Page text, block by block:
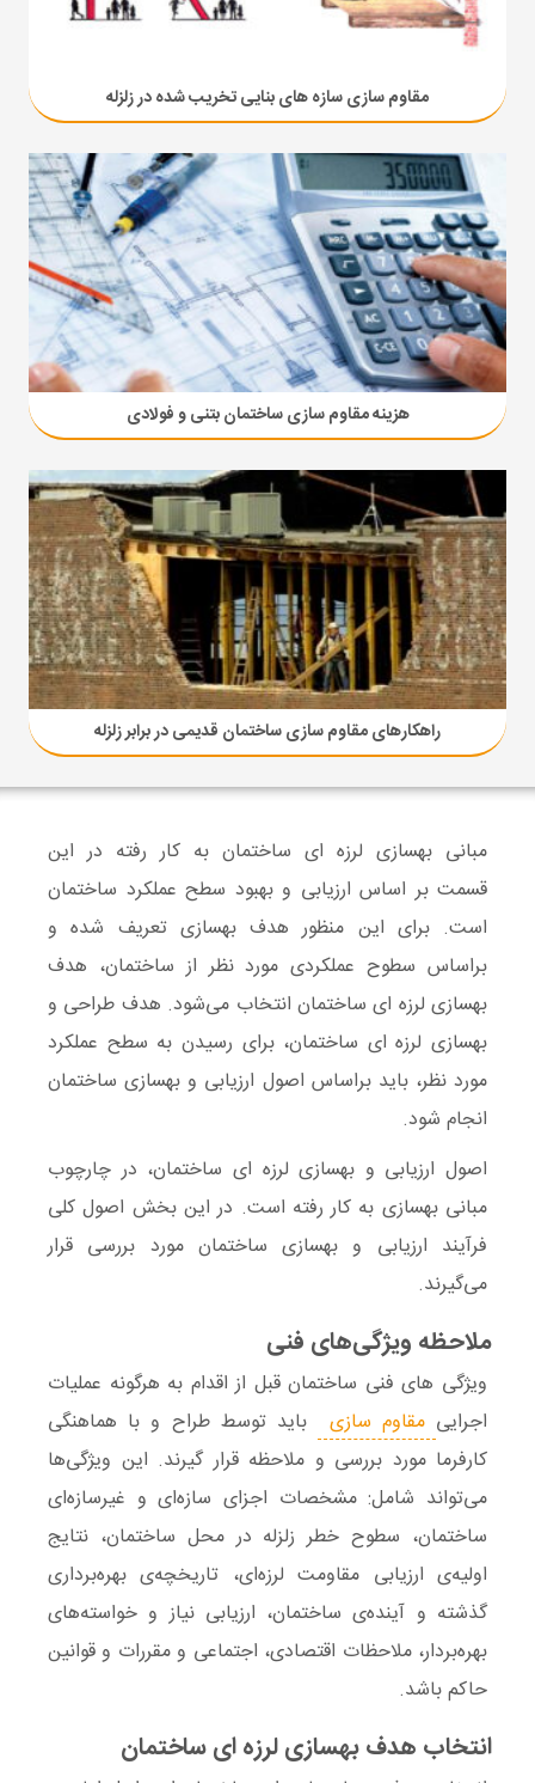
مقاوم سازی سازه های بنایی تخریب شده در زلزله
هزینه مقاوم سازی ساختمان بتنی و فولادی
راهکارهای مقاوم سازی ساختمان قدیمی در برابر زلزله
مبانی بهسازی لرزه ای ساختمان به کار رفته در این
قسمت بر اساس ارزیابی و بهبود سطح عملکرد ساختمان
است. برای این منظور هدف بهسازی تعریف شده و
براساس سطوح عملکردی مورد نظر از ساختمان، هدف
بهسازی لرزه ای ساختمان انتخاب می‌شود. هدف طراحی و
بهسازی لرزه ای ساختمان، برای رسیدن به سطح عملکرد
مورد نظر، باید براساس اصول ارزیابی و بهسازی ساختمان
انجام شود.
اصول ارزیابی و بهسازی لرزه ای ساختمان، در چارچوب
مبانی بهسازی به کار رفته‌ است‌. در این بخش اصول کلی
فرآیند ارزیابی و بهسازی ساختمان مورد بررسی قرار
می‌گیرند.
ملاحظه ویژگی‌های فنی
ویژگی‌ های فنی ساختمان قبل از اقدام به هرگونه عملیات
اجرایی مقاوم سازی
باید توسط طراح و با هماهنگی
کارفرما مورد بررسی و ملاحظه قرار گیرند. این ویژگی‌ها
می‌تواند شامل: مشخصات اجزای سازه‌ای و غیرسازه‌ای
ساختمان‌، سطوح خطر زلزله در محل ساختمان، نتایج
اولیه‌ی ارزیابی مقاومت لرزه‌ای، تاریخچه‌ی بهره‌برداری
گذشته و آینده‌ی ساختمان، ارزیابی نیاز و خواسته‌های
بهره‌بردار، ملاحظات اقتصادی، اجتماعی و مقررات و قوانین
حاکم باشد.
انتخاب هدف بهسازی لرزه ای ساختمان